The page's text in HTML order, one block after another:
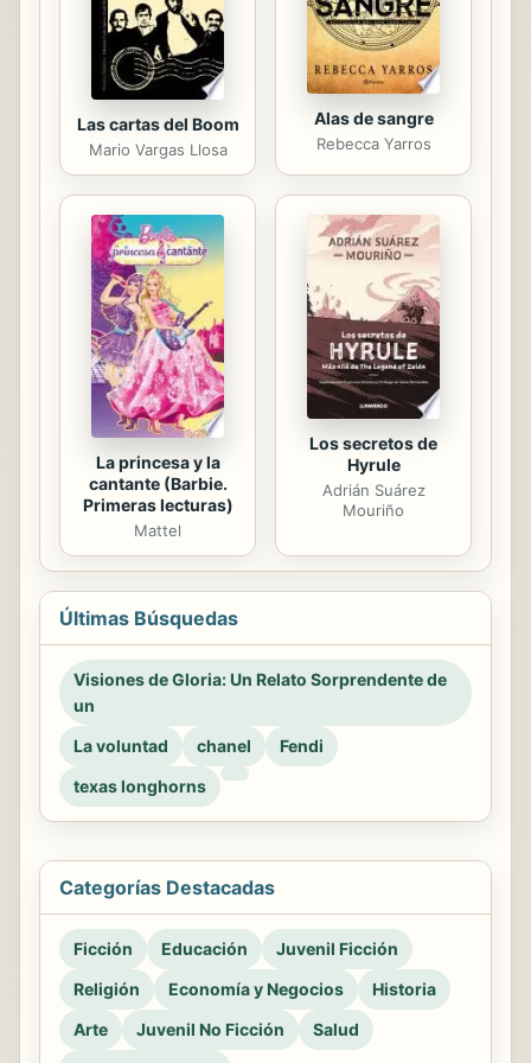
corazón y el alma sean cuales sean
sus...
Las cartas del Boom
Mario Vargas Llosa
Alas de sangre
Rebecca Yarros
La princesa y la
cantante (Barbie.
Primeras lecturas)
Mattel
Los secretos de
Hyrule
Adrián Suárez
Mouriño
Últimas Búsquedas
Visiones de Gloria: Un Relato Sorprendente de
un
La voluntad
chanel
Fendi
texas longhorns
Categorías Destacadas
Ficción Educación
Juvenil Ficción
Religión
Economía y Negocios
Historia
Arte
Juvenil No Ficción
Salud